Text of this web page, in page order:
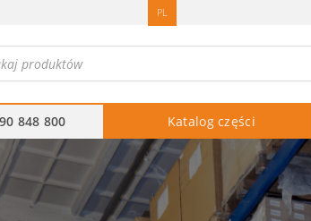
PL
848 800 Katalog części